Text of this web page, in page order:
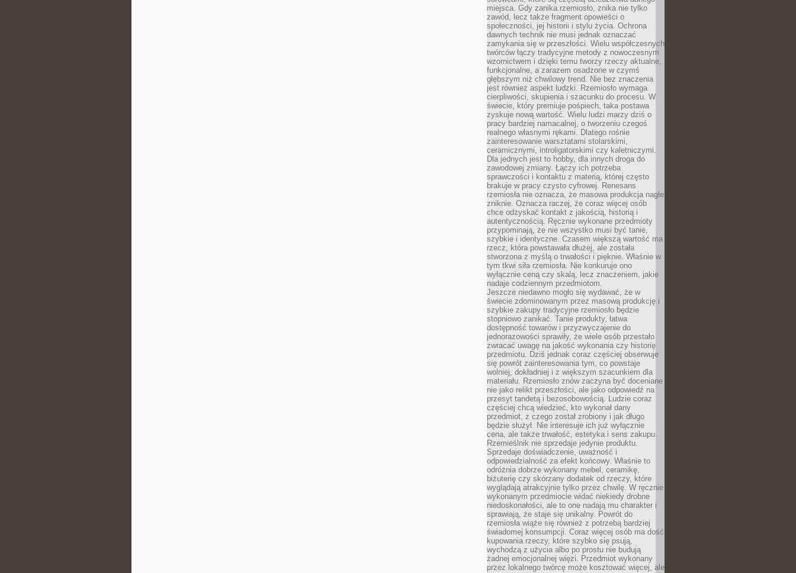
miejsca. Gdy zanika rzemiosło, znika nie tylko
zawód, lecz także fragment opowieści o
społeczności, jej historii i stylu życia. Ochrona
dawnych technik nie musi jednak oznaczać
zamykania się w przeszłości. Wielu współczesnych
twórców łączy tradycyjne metody z nowoczesnym
wzornictwem i dzięki temu tworzy rzeczy aktualne,
funkcjonalne, a zarazem osadzone w czymś
głębszym niż chwilowy trend. Nie bez znaczenia
jest również aspekt ludzki. Rzemiosło wymaga
cierpliwości, skupienia i szacunku do procesu. W
świecie, który premiuje pośpiech, taka postawa
zyskuje nową wartość. Wielu ludzi marzy dziś o
pracy bardziej namacalnej, o tworzeniu czegoś
realnego własnymi rękami. Dlatego rośnie
zainteresowanie warsztatami stolarskimi,
ceramicznymi, introligatorskimi czy kaletniczymi.
Dla jednych jest to hobby, dla innych droga do
zawodowej zmiany. Łączy ich potrzeba
sprawczości i kontaktu z materią, której często
brakuje w pracy czysto cyfrowej. Renesans
rzemiosła nie oznacza, że masowa produkcja nagle
zniknie. Oznacza raczej, że coraz więcej osób
chce odzyskać kontakt z jakością, historią i
autentycznością. Ręcznie wykonane przedmioty
przypominają, że nie wszystko musi być tanie,
szybkie i identyczne. Czasem większą wartość ma
rzecz, która powstawała dłużej, ale została
stworzona z myślą o trwałości i pięknie. Właśnie w
tym tkwi siła rzemiosła. Nie konkuruje ono
wyłącznie ceną czy skalą, lecz znaczeniem, jakie
nadaje codziennym przedmiotom.
Jeszcze niedawno mogło się wydawać, że w
świecie zdominowanym przez masową produkcję i
szybkie zakupy tradycyjne rzemiosło będzie
stopniowo zanikać. Tanie produkty, łatwa
dostępność towarów i przyzwyczajenie do
jednorazowości sprawiły, że wiele osób przestało
zwracać uwagę na jakość wykonania czy historię
przedmiotu. Dziś jednak coraz częściej obserwuje
się powrót zainteresowania tym, co powstaje
wolniej, dokładniej i z większym szacunkiem dla
materiału. Rzemiosło znów zaczyna być doceniane
nie jako relikt przeszłości, ale jako odpowiedź na
przesyt tandetą i bezosobowością. Ludzie coraz
częściej chcą wiedzieć, kto wykonał dany
przedmiot, z czego został zrobiony i jak długo
będzie służył. Nie interesuje ich już wyłącznie
cena, ale także trwałość, estetyka i sens zakupu.
Rzemieślnik nie sprzedaje jedynie produktu.
Sprzedaje doświadczenie, uważność i
odpowiedzialność za efekt końcowy. Właśnie to
odróżnia dobrze wykonany mebel, ceramikę,
biżuterię czy skórzany dodatek od rzeczy, które
wyglądają atrakcyjnie tylko przez chwilę. W ręcznie
wykonanym przedmiocie widać niekiedy drobne
niedoskonałości, ale to one nadają mu charakter i
sprawiają, że staje się unikalny. Powrót do
rzemiosła wiąże się również z potrzebą bardziej
świadomej konsumpcji. Coraz więcej osób ma dość
kupowania rzeczy, które szybko się psują,
wychodzą z użycia albo po prostu nie budują
żadnej emocjonalnej więzi. Przedmiot wykonany
przez lokalnego twórcę może kosztować więcej, ale